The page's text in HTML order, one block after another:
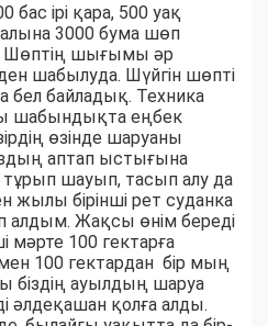
ірі қара, 500 уақ
3000 бума шөп
Шөптің шығымы әр
шабылуда. Шүйгін шөпті
бел байладық. Техника
шабындықта еңбек
өзінде шаруаны
аптап ыстығына
тұрып шауып, тасып алу да
жылы бірінші рет суданка
алдым. Жақсы өнім береді
мәрте 100 гектарға
100 гектардан бір мың
біздің ауылдың шаруа
әлдеқашан қолға алды.